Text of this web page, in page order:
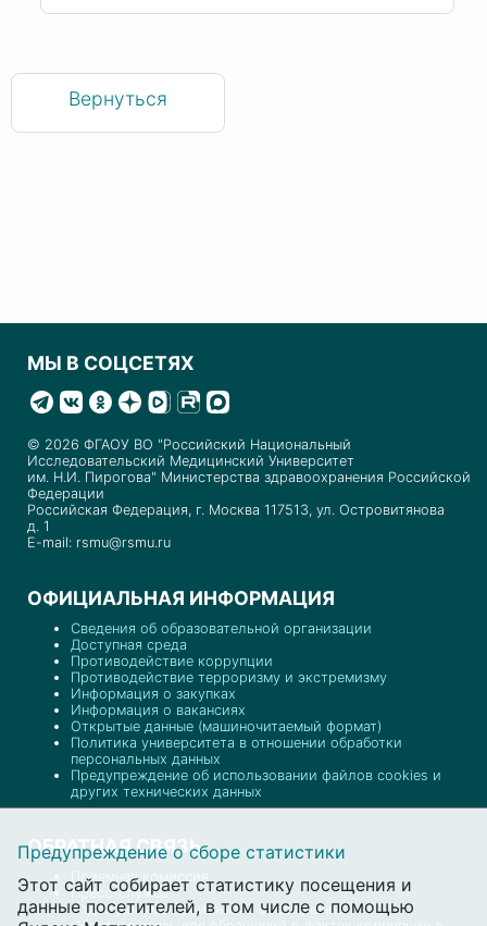
Вернуться
МЫ В СОЦСЕТЯХ
© 2026 ФГАОУ ВО "Российский Национальный
Исследовательский Медицинский Университет
им. Н.И. Пирогова" Министерства здравоохранения Российской
Федерации
Российская Федерация, г. Москва 117513, ул. Островитянова
д. 1
E-mail: rsmu@rsmu.ru
ОФИЦИАЛЬНАЯ ИНФОРМАЦИЯ
Сведения об образовательной организации
Доступная среда
Противодействие коррупции
Противодействие терроризму и экстремизму
Информация о закупках
Информация о вакансиях
Открытые данные (машиночитаемый формат)
Политика университета в отношении обработки
персональных данных
Предупреждение об использовании файлов cookies и
других технических данных
ОБРАТНАЯ СВЯЗЬ
Приемная комиссия
Пресс-служба
Отдел документационного обеспечения
Предупреждение о сборе статистики
Этот сайт собирает статистику посещения и
данные посетителей, в том числе с помощью